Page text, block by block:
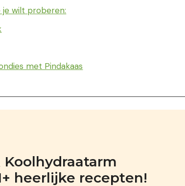
je wilt proberen:
met Pindakaas
heerlijke recepten!